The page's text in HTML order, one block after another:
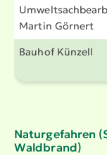
Martin Görnert
Bauhof Künzell
Natur­ge­fahren
Waldbrand)